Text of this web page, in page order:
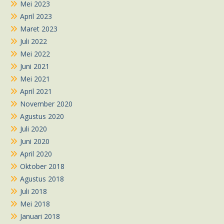
Mei 2023
April 2023
Maret 2023
Juli 2022
Mei 2022
Juni 2021
Mei 2021
April 2021
November 2020
Agustus 2020
Juli 2020
Juni 2020
April 2020
Oktober 2018
Agustus 2018
Juli 2018
Mei 2018
Januari 2018